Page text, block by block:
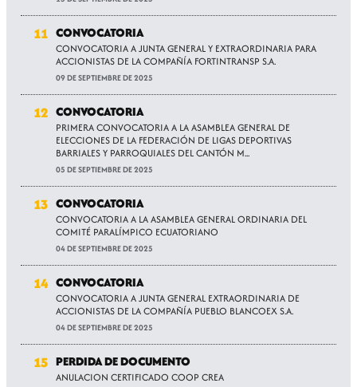
11 CONVOCATORIA
CONVOCATORIA A JUNTA GENERAL Y EXTRAORDINARIA PARA
ACCIONISTAS DE LA COMPAÑÍA FORTINTRANSP S.A.
09 DE SEPTIEMBRE DE 2025
12 CONVOCATORIA
PRIMERA CONVOCATORIA A LA ASAMBLEA GENERAL DE
ELECCIONES DE LA FEDERACIÓN DE LIGAS DEPORTIVAS
BARRIALES Y PARROQUIALES DEL CANTÓN M...
05 DE SEPTIEMBRE DE 2025
13 CONVOCATORIA
CONVOCATORIA A LA ASAMBLEA GENERAL ORDINARIA DEL
COMITÉ PARALÍMPICO ECUATORIANO
04 DE SEPTIEMBRE DE 2025
14 CONVOCATORIA
CONVOCATORIA A JUNTA GENERAL EXTRAORDINARIA DE
ACCIONISTAS DE LA COMPAÑÍA PUEBLO BLANCOEX S.A.
04 DE SEPTIEMBRE DE 2025
15 PERDIDA DE DOCUMENTO
ANULACION CERTIFICADO COOP CREA